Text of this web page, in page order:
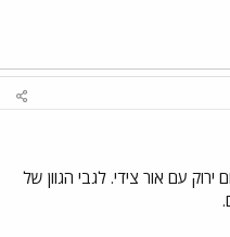
של הצבעים כתום ירוק עם אור צידי. לגבי הגוון של